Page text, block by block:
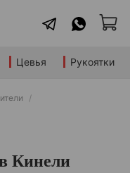
Цевья Рукоятки
Кинели